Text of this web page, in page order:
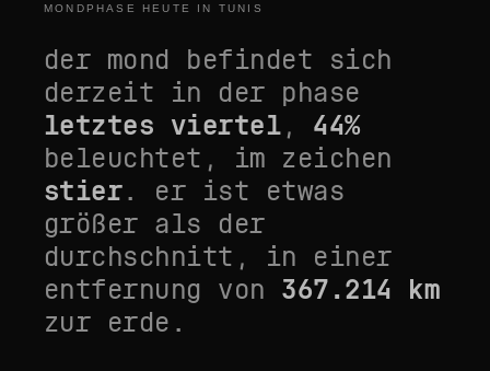
MONDPHASE HEUTE IN TUNIS
der mond befindet sich
derzeit in der phase
letztes viertel, 44%
beleuchtet, im zeichen
stier. er ist etwas
größer als der
durchschnitt , in einer
entfernung von 367.214 km
zur erde.